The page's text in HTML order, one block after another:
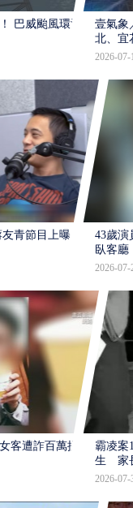
巴威颱風環流
壹氣象
北、宜
2026-07-
青節目上曝：
43歲演
臥客廳
2026-07-
客遭詐百萬提
霸凌案
生 家
2026-07-